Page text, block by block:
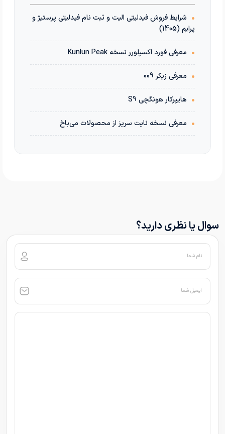
• شرایط فروش فیدلیتی الیت و ثبت نام فیدلیتی پرستیژ و
پرایم (1405)
• معرفی فورد اکسپلورر نسخه Kunlun Peak
• معرفی زیکر 009
• هایپرکار هونگچی S9
• معرفی نسخه نایت سریز از محصولات می‌باخ
سوال یا نظری دارید؟
نام شما
ایمیل شما